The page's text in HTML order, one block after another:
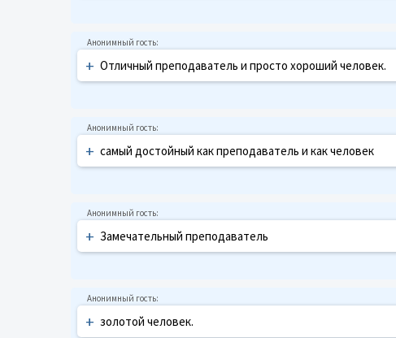
+ Отличный преподаватель и просто хороший человек.
+ самый достойный как преподаватель и как человек
+ Замечательный преподаватель
+ золотой человек.